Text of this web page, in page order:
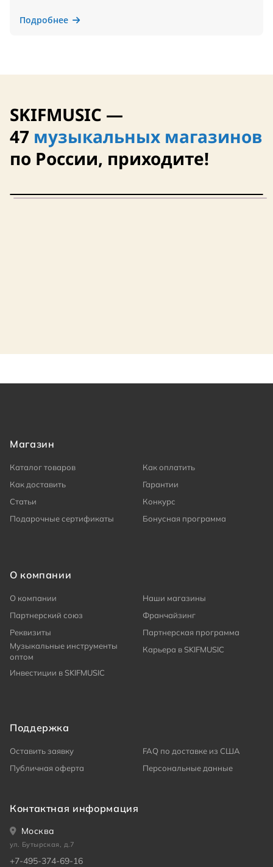
Подробнее
SKIFMUSIC —
47 музыкальных магазинов
по России, приходите!
Магазин
Каталог товаров
Как оплатить
Как доставить
Гарантии
Статьи
Конкурс
Подарочные сертификаты
Бонусная программа
О компании
О компании
Наши магазины
Партнерский союз
Франчайзинг
Реквизиты
Партнерская программа
Музыкальные инструменты
оптом
Карьера в SKIFMUSIC
Инвестиции в SKIFMUSIC
Поддержка
Оставить заявку
FAQ по доставке из США
Публичная оферта
Персональные данные
Контактная информация
Москва
ул. Бутырская, д.7
+7-495-374-69-16